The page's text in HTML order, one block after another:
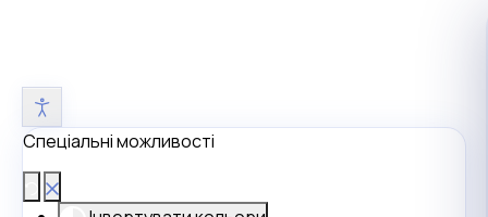
Спеціальні можливості